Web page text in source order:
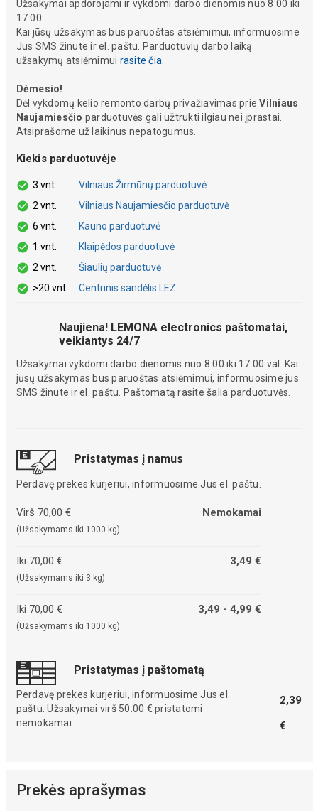
Užsakymai apdorojami ir vykdomi darbo dienomis nuo 8:00 iki
17:00.
Kai jūsų užsakymas bus paruoštas atsiėmimui, informuosime
Jus SMS žinute ir el. paštu. Parduotuvių darbo laiką
užsakymų atsiėmimui rasite čia.
Dėmesio!
Dėl vykdomų kelio remonto darbų privažiavimas prieVilniaus
Naujamiesčio parduotuvės gali užtrukti ilgiau nei įprastai.
Atsiprašome už laikinus nepatogumus.
Kiekis parduotuvėje
3 vnt.
Vilniaus Žirmūnų parduotuvė
2 vnt.
Vilniaus Naujamiesčio parduotuvė
6 vnt.
Kauno parduotuvė
1 vnt.
Klaipėdos parduotuvė
2 vnt.
Šiaulių parduotuvė
>20 vnt.
Centrinis sandėlis LEZ
Naujiena! LEMONA electronics paštomatai,
veikiantys 24/7
Užsakymai vykdomi darbo dienomis nuo 8:00 iki 17:00 val. Kai
jūsų užsakymas bus paruoštas atsiėmimui, informuosime jus
SMS žinute ir el. paštu. Paštomatą rasite šalia parduotuvės.
Pristatymas į namus
Perdavę prekes kurjeriui, informuosime Jus el. paštu.
Virš 70,00 €
(Užsakymams iki 1000 kg)
Nemokamai
Iki 70,00 €
(Užsakymams iki 3 kg)
3,49 €
Iki 70,00 €
(Užsakymams iki 1000 kg)
3,49 - 4,99 €
Pristatymas į paštomatą
Perdavę prekes kurjeriui, informuosime Jus el.
paštu. Užsakymai virš 50.00 € pristatomi
nemokamai.
2,39
€
Prekės aprašymas